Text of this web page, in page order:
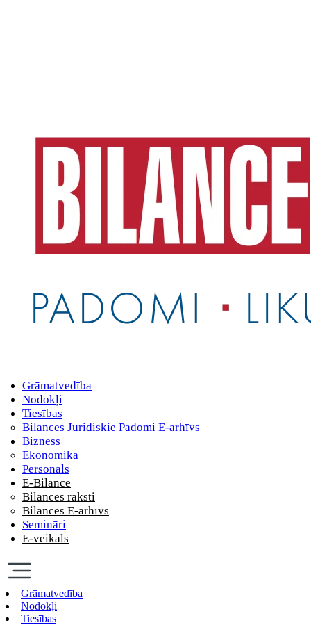
Grāmatvedība
Nodokļi
Tiesības
Bilances Juridiskie Padomi E-arhīvs
Bizness
Ekonomika
Personāls
E-Bilance
Bilances raksti
Bilances E-arhīvs
Semināri
E-veikals
Grāmatvedība
Nodokļi
Tiesības